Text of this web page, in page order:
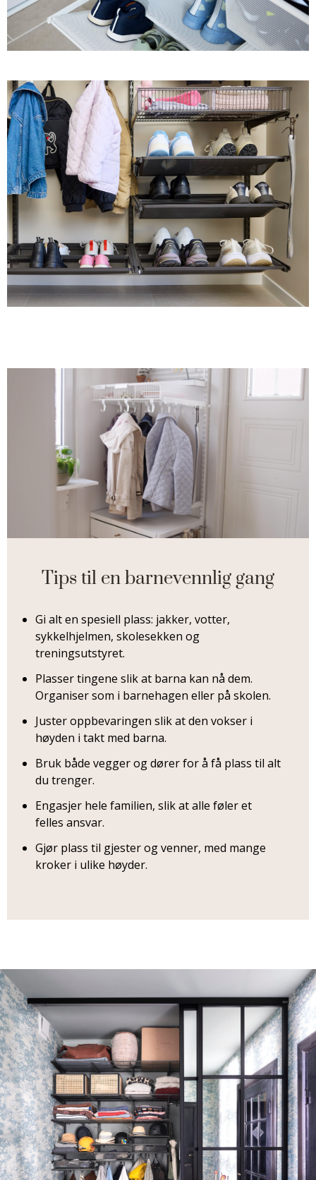
Tips til en barnevennlig gang
Gi alt en spesiell plass: jakker, votter,
sykkelhjelmen, skolesekken og
treningsutstyret.
Plasser tingene slik at barna kan nå dem.
Organiser som i barnehagen eller på skolen.
Juster oppbevaringen slik at den vokser i
høyden i takt med barna.
Bruk både vegger og dører for å få plass til alt
du trenger.
Engasjer hele familien, slik at alle føler et
felles ansvar.
Gjør plass til gjester og venner, med mange
kroker i ulike høyder.